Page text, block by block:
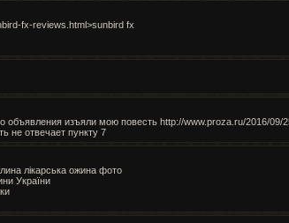
fx-reviews.html>sunbird fx
объявления изъяли мою повесть http://www.proza.ru/2016/09/
не отвечает пункту 7
лікарська ожина фото
України